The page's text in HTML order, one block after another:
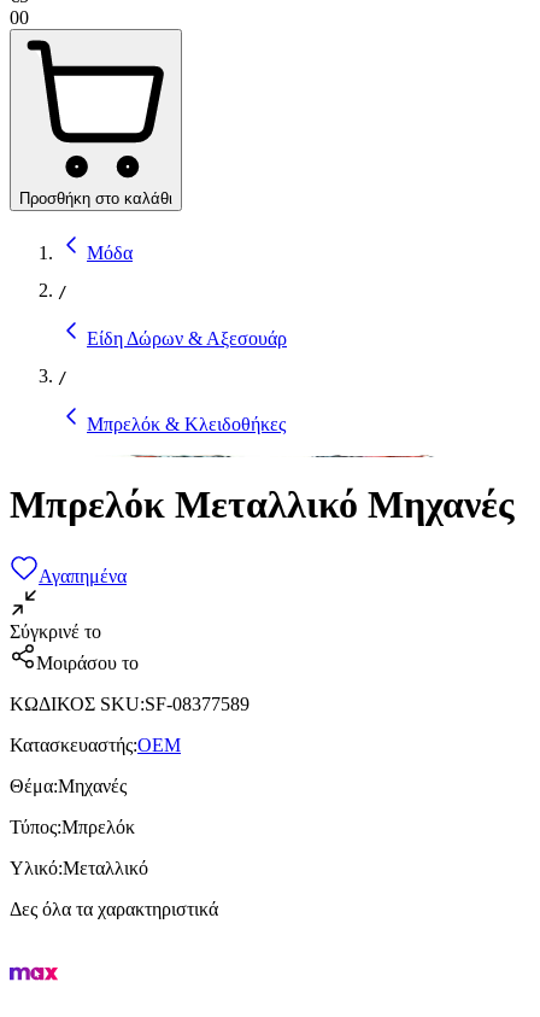
00
Προσθήκη στο καλάθι
Μόδα
/
Είδη Δώρων & Αξεσουάρ
/
Μπρελόκ & Κλειδοθήκες
Μπρελόκ Μεταλλικό Μηχανές
Αγαπημένα
Σύγκρινέ το
Μοιράσου το
ΚΩΔΙΚΟΣ SKU:SF-08377589
Κατασκευαστής:OEM
Θέμα:Μηχανές
Τύπος:Μπρελόκ
Υλικό:Μεταλλικό
Δες όλα τα χαρακτηριστικά